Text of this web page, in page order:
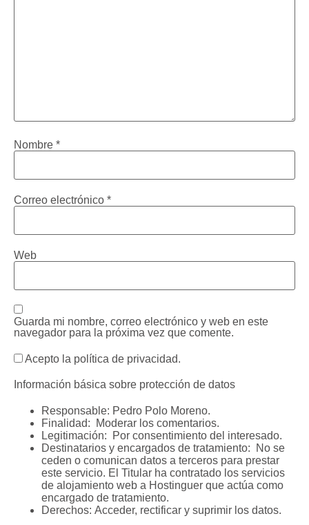
Nombre *
Correo electrónico *
Web
Guarda mi nombre, correo electrónico y web en este
navegador para la próxima vez que comente.
Acepto la política de privacidad.
Información básica sobre protección de datos
Responsable: Pedro Polo Moreno.
Finalidad: Moderar los comentarios.
Legitimación: Por consentimiento del interesado.
Destinatarios y encargados de tratamiento: No se
ceden o comunican datos a terceros para prestar
este servicio. El Titular ha contratado los servicios
de alojamiento web a Hostinguer que actúa como
encargado de tratamiento.
Derechos: Acceder, rectificar y suprimir los datos.